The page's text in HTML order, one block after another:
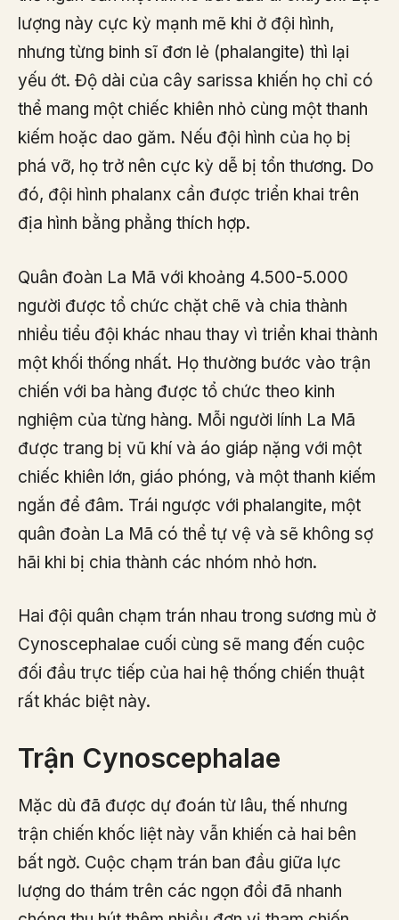
lượng này cực kỳ mạnh mẽ khi ở đội hình,
nhưng từng binh sĩ đơn lẻ (phalangite) thì lại
yếu ớt. Độ dài của cây sarissa khiến họ chỉ có
thể mang một chiếc khiên nhỏ cùng một thanh
kiếm hoặc dao găm. Nếu đội hình của họ bị
phá vỡ, họ trở nên cực kỳ dễ bị tổn thương. Do
đó, đội hình phalanx cần được triển khai trên
địa hình bằng phẳng thích hợp.
Quân đoàn La Mã với khoảng 4.500-5.000
người được tổ chức chặt chẽ và chia thành
nhiều tiểu đội khác nhau thay vì triển khai thành
một khối thống nhất. Họ thường bước vào trận
chiến với ba hàng được tổ chức theo kinh
nghiệm của từng hàng. Mỗi người lính La Mã
được trang bị vũ khí và áo giáp nặng với một
chiếc khiên lớn, giáo phóng, và một thanh kiếm
ngắn để đâm. Trái ngược với phalangite, một
quân đoàn La Mã có thể tự vệ và sẽ không sợ
hãi khi bị chia thành các nhóm nhỏ hơn.
Hai đội quân chạm trán nhau trong sương mù ở
Cynoscephalae cuối cùng sẽ mang đến cuộc
đối đầu trực tiếp của hai hệ thống chiến thuật
rất khác biệt này.
Trận Cynoscephalae
Mặc dù đã được dự đoán từ lâu, thế nhưng
trận chiến khốc liệt này vẫn khiến cả hai bên
bất ngờ. Cuộc chạm trán ban đầu giữa lực
lượng do thám trên các ngọn đồi đã nhanh